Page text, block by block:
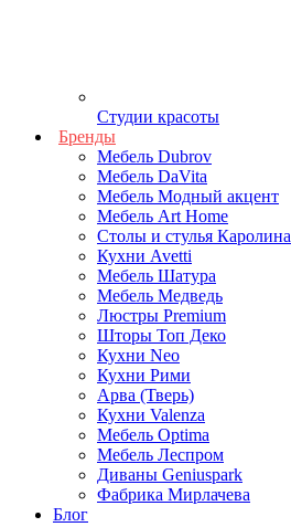
Студии красоты
Бренды
Мебель Dubrov
Мебель DaVita
Мебель Модный акцент
Мебель Art Home
Столы и стулья Каролина
Кухни Avetti
Мебель Шатура
Мебель Медведь
Люстры Premium
Шторы Топ Деко
Кухни Neo
Кухни Рими
Арва (Тверь)
Кухни Valenza
Мебель Optima
Мебель Леспром
Диваны Geniuspark
Фабрика Мирлачева
Блог